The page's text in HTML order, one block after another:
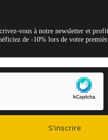
vous à notre newsletter et
de -10% lors de votre
S’inscrire